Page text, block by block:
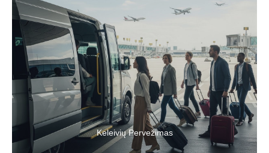
Keleivių Pervežimas
Keliaukite padidinto komforto autobusiukais su patogiomis
sėdynėmis.